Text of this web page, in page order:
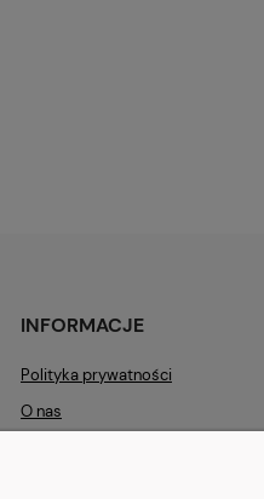
INFORMACJE
Polityka prywatności
O nas